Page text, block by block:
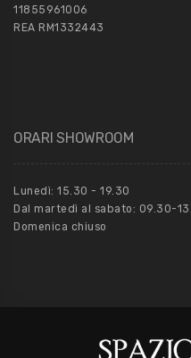
11855961006
REA RM1332443
ORARI SHOWROOM
Lunedì: 15.30 - 19.30
Dal martedì al sabato: 09.30-
Domenica chiuso